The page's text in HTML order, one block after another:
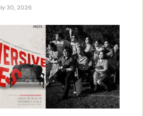
30, 2026